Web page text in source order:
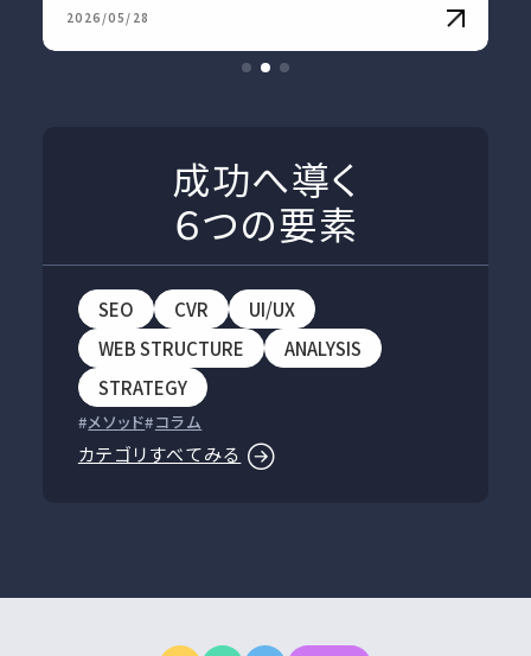
2026/05/28
成功へ導く
６つの要素
SEO CVR
UI/UX
WEB STRUCTURE
ANALYSIS
STRATEGY
メソッド コラム
カテゴリすべてみる